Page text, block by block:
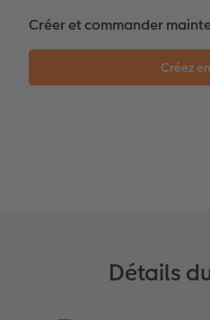
Accessoires
Conseils
Boîte à
Créer et commander
Détails